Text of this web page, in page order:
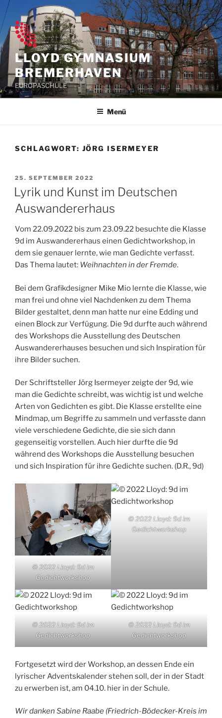
Zum
Inhalt
springen
LLOYD GYMNASIUM
BREMERHAVEN
EUROPASCHULE
Menü
SCHLAGWORT: JÖRG ISERMEYER
VERÖFFENTLICHT
AM
25. SEPTEMBER 2022
Lyrik und Kunst im Deutschen
Auswandererhaus
Vom 22.09.2022 bis zum 23.09.22 besuchte die Klasse
9d im Auswandererhaus einen Gedichtworkshop, in
dem sie genauer lernte, wie man Gedichte verfasst.
Das Thema lautet: Weihnachten in der Fremde.
Bei dem Grafikdesigner Mike Mio lernte die Klasse, wie
man frei und ohne viel Nachdenken zu dem Thema
Bilder gestaltet, denn man hatte nur eine Edding und
einen Block zur Verfügung. Die 9d durfte auch während
des Workshops die Ausstellung des Deutschen
Auswandererhauses besuchen und sich Inspiration für
ihre Bilder suchen.
Der Schriftsteller Jörg Isermeyer zeigte der 9d, wie
man die Gedichte schreibt, was wichtig ist und welche
Arten von Gedichten es gibt. Die Klasse erstellte eine
Mindmap, um Begriffe zu sammeln und verfasste dann
viele verschiedene Gedichte, die sie sich dann
gegenseitig vorstellen. Auch hier durfte die 9d
während des Workshops die Ausstellung besuchen
und sich Inspiration für ihre Gedichte suchen. (D.R., 9d)
© 2022 Lloyd: 9d im
Gedichtworkshop
© 2022 Lloyd: 9d im
Gedichtworkshop
© 2022 Lloyd: 9d im
Gedichtworkshop
© 2022 Lloyd: 9d im
Gedichtworkshop
Fortgesetzt wird der Workshop, an dessen Ende ein
lyrischer Adventskalender stehen soll, der in der Stadt
zu erwerben ist, am 04.10. hier in der Schule.
Wir danken Sabine Raabe (Friedrich-Bödecker-Kreis im